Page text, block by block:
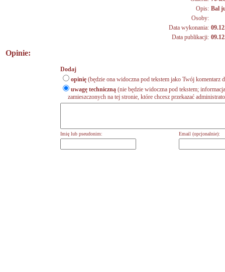
Opis: Bal
Osoby:
Data wykonania:
Data publikacji:
Opinie:
Dodaj
opinię (będzie ona widoczna pod tekstem jako Twój komentarz
uwagę techniczną (nie będzie widoczna pod tekstem;
zamieszczonych na tej stronie, które chcesz przekazać
Imię lub pseudonim: Email (opcjonalnie):